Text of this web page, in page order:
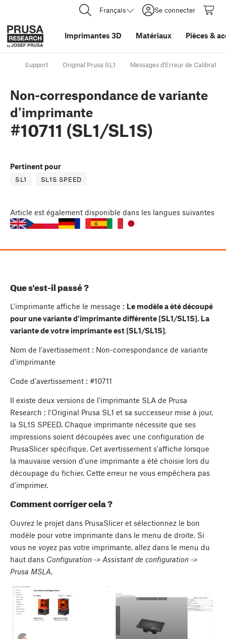
Français Se connecter
Imprimantes 3D Matériaux Pièces &
Support Original Prusa SL1 Messages d'Erreur de Calibration
Non-correspondance de variante
d'imprimante
#10711 (SL1/SL1S)
Pertinent pour
SL1 SL1S SPEED
Article est également disponible dans les langues suivantes
Que s'est-il passé ?
L'imprimante affiche le message : Le modèle a été découpé
pour une variante d'imprimante différente [SL1/SL1S]. La
variante de votre imprimante est [SL1/SL1S].
Nom de l'avertissement : Non-correspondance de variante
d'imprimante
Code d'avertissement : #10711
Il existe deux versions de l'imprimante SLA de Prusa
Research ; l'Original Prusa SL1 et sa successeur mise à jour,
la SL1S SPEED. Chaque imprimante nécessite que ses
impressions soient découpées avec une configuration de
PrusaSlicer spécifique. Cet avertissement s'affiche lorsque
la mauvaise version d'une imprimante a été choisie lors du
découpage du fichier. Cette erreur ne vous empêchera pas
d'imprimer.
Comment corriger cela ?
Ouvrez le projet dans PrusaSlicer et sélectionnez le bon
modèle pour votre imprimante dans le menu de droite. Si
vous ne voyez pas votre imprimante, allez dans le menu du
haut dans Configuration -> Assistant de configuration ->
Prusa MSLA.